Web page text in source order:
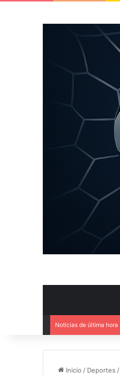
Noticias de última hora
Inicio / Deportes /